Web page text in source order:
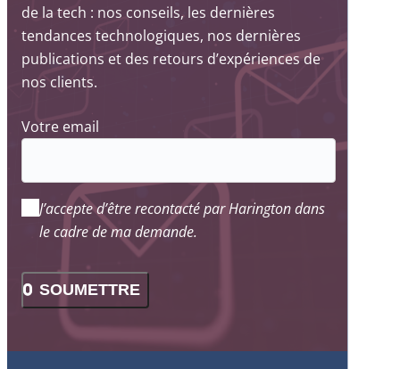
de la tech : nos conseils, les dernières
tendances technologiques, nos dernières
publications et des retours d’expériences de
nos clients.
Votre email
J’accepte d’être recontacté par Harington dans
le cadre de ma demande.
SOUMETTRE